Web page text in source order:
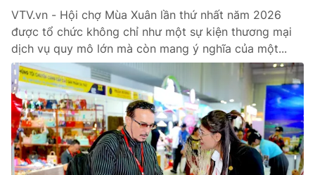
Tổng đài VTV:
024.38 355 931 - 024.38 355 932
Ðiện thoại Thời báo VTV: 024.66 897 897
Email:toasoan@vtv.vn
Liên hệ quảng cáo:024-7300.7108
VTV.vn - Hội chợ Mùa Xuân lần thứ nhất năm 2026
được tổ chức không chỉ như một sự kiện thương mại
dịch vụ quy mô lớn mà còn mang ý nghĩa của một...